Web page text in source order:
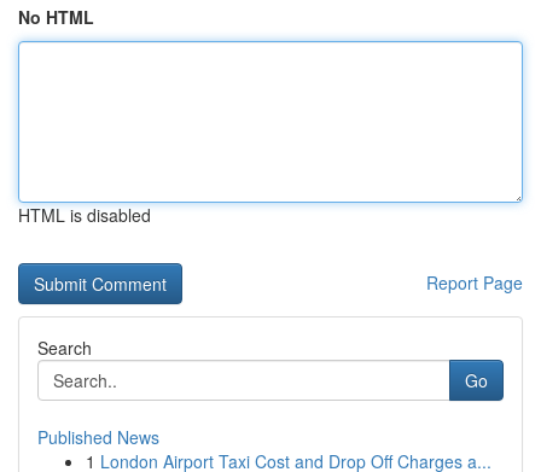
No HTML
HTML is disabled
Report Page
Search
Go
Published News
1 London Airport Taxi Cost and Drop Off Charges a...